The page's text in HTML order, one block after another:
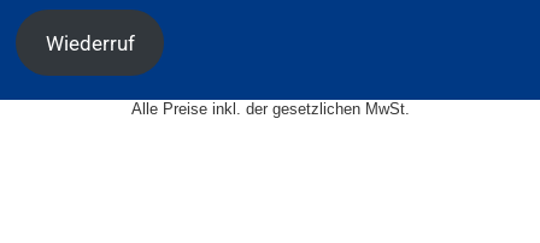
Wiederruf
Alle Preise inkl. der gesetzlichen MwSt.